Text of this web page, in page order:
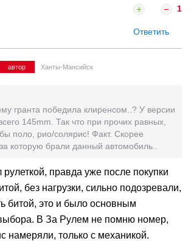
1
Ответить
автор Ханты-Мансийск
гранта победила клиренсом..? У версии
145mm. Так что при прочих равных,
поло, рио/солярис! Факт. Скорее
которую брали данный автомобиль..
правда уже после покупки
без нагрузки, сильно подозревали,
битой, это и было основным
В За Рулем не помню номер,
намеряли, только с механикой.